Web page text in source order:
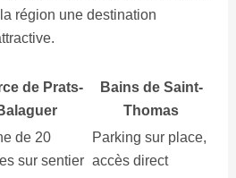
région une destination
de Prats-
Bains de Saint-
Thomas
de 20
sur sentier
Parking sur place,
accès direct